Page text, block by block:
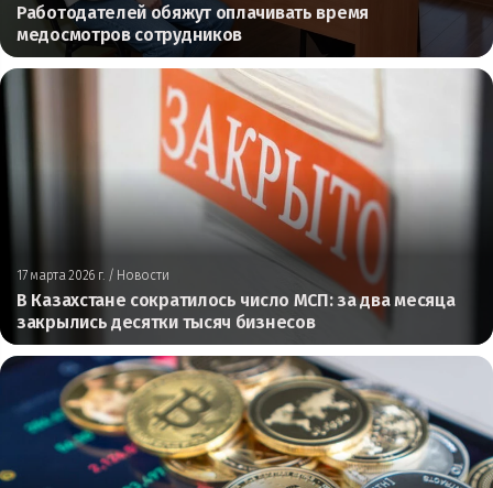
Работодателей обяжут оплачивать время
медосмотров сотрудников
17 марта 2026 г. / Новости
В Казахстане сократилось число МСП: за два месяца
закрылись десятки тысяч бизнесов